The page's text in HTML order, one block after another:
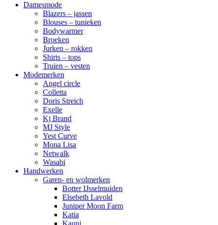
Damesmode
Blazers – jassen
Blouses – tunieken
Bodywarmer
Broeken
Jurken – rokken
Shirts – tops
Truien – vesten
Modemerken
Angel circle
Colletta
Doris Streich
Exelle
Kj Brand
MJ Style
Yest Curve
Mona Lisa
Netwalk
Wasabi
Handwerken
Garen- en wolmerken
Botter IJsselmuiden
Elsebeth Lavold
Juniper Moon Farm
Katia